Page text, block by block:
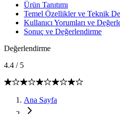
Ürün Tanıtımı
Temel Özellikler ve Teknik
Kullanıcı Yorumları ve
Sonuç ve Değerlendirme
Değerlendirme
4.4 / 5
Ana Sayfa